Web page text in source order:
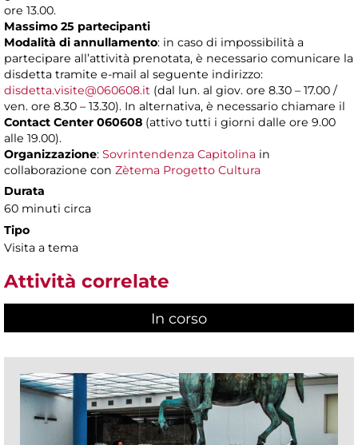
ore 13.00.
Massimo 25 partecipanti
Modalità di annullamento: in caso di impossibilità a
partecipare all’attività prenotata, è necessario comunicare la
disdetta tramite e-mail al seguente indirizzo:
disdetta.visite@060608.it (dal lun. al giov. ore 8.30 – 17.00 /
ven. ore 8.30 – 13.30). In alternativa, è necessario chiamare il
Contact Center 060608 (attivo tutti i giorni dalle ore 9.00
alle 19.00).
Organizzazione: Sovrintendenza Capitolina in
collaborazione con Zètema Progetto Cultura
Durata
60 minuti circa
Tipo
Visita a tema
Attività correlate
In corso